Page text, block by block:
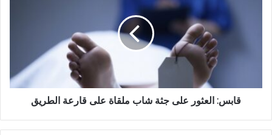
قابس: العثور على جثة شاب ملقاة على قارعة الطريق